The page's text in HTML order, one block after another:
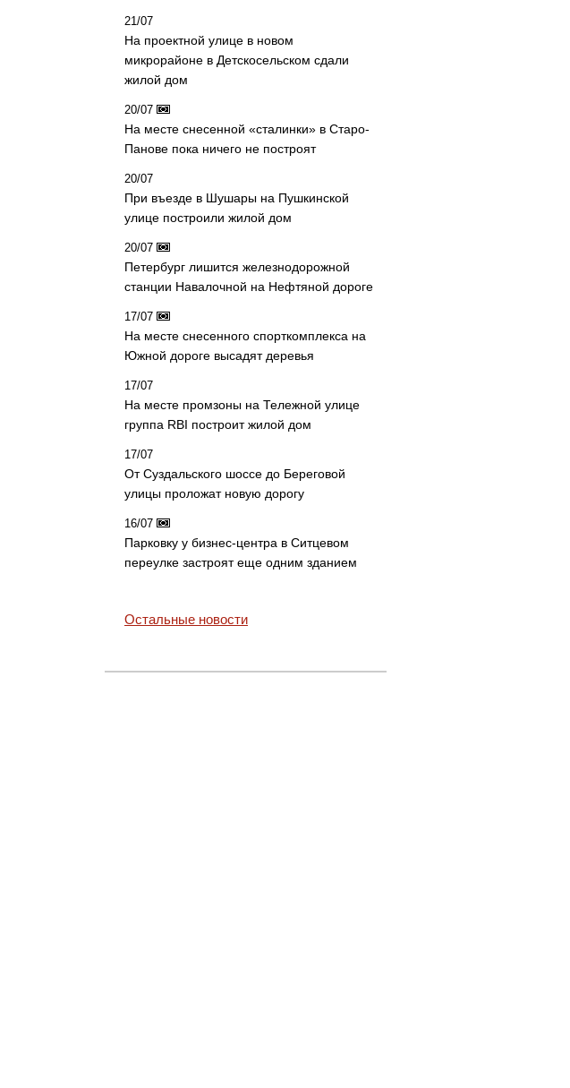
21/07
На проектной улице в новом
микрорайоне в Детскосельском сдали
жилой дом
20/07
На месте снесенной «сталинки» в Старо-
Панове пока ничего не построят
20/07
При въезде в Шушары на Пушкинской
улице построили жилой дом
20/07
Петербург лишится железнодорожной
станции Навалочной на Нефтяной дороге
17/07
На месте снесенного спорткомплекса на
Южной дороге высадят деревья
17/07
На месте промзоны на Тележной улице
группа RBI построит жилой дом
17/07
От Суздальского шоссе до Береговой
улицы проложат новую дорогу
16/07
Парковку у бизнес-центра в Ситцевом
переулке застроят еще одним зданием
Остальные новости